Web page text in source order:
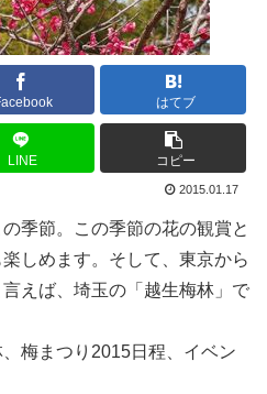
はてブ
LINE コピー
2015.01.17
季節。この季節の花の観賞と
しめます。そして、東京から
えば、埼玉の「越生梅林」で
梅まつり2015日程、イベン